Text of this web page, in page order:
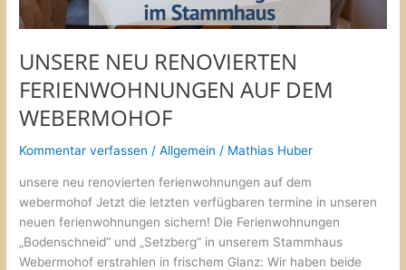
UNSERE NEU RENOVIERTEN
FERIENWOHNUNGEN AUF DEM
WEBERMOHOF
Kommentar verfassen /Allgemein / Mathias Huber
unsere neu renovierten ferienwohnungen auf dem
webermohof Jetzt die letzten verfügbaren termine in unseren
neuen ferienwohnungen sichern! Die Ferienwohnungen
„Bodenschneid“ und „Setzberg“ in unserem Stammhaus
Webermohof erstrahlen in frischem Glanz: Wir haben beide